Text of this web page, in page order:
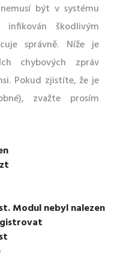
být v systému
škodlivým
správně. Níže je
chybových zpráv
Pokud zjistíte, že je
zvažte prosím
Modul nebyl nalezen